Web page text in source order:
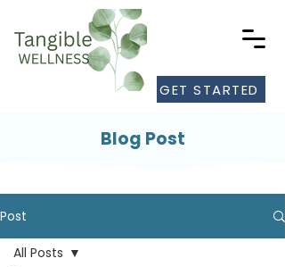
GET STARTED
Blog Post
Post
All Posts